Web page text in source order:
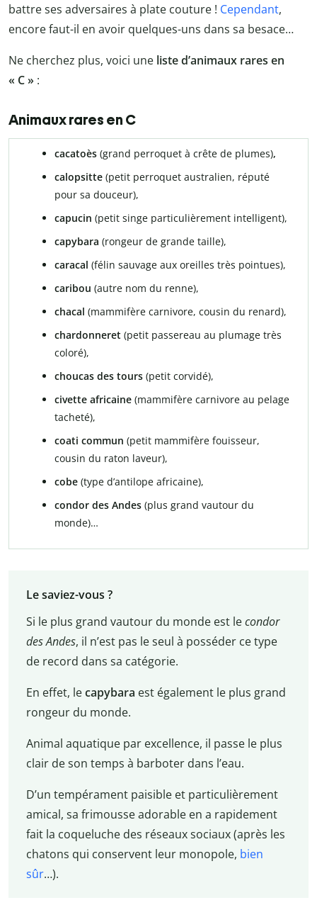
battre ses adversaires à plate couture ! Cependant,
encore faut-il en avoir quelques-uns dans sa besace…
Ne cherchez plus, voici une liste d’animaux rares en
« C » :
Animaux rares en C
cacatoès (grand perroquet à crête de plumes),
calopsitte (petit perroquet australien, réputé
pour sa douceur),
capucin (petit singe particulièrement intelligent),
capybara (rongeur de grande taille),
caracal (félin sauvage aux oreilles très pointues),
caribou (autre nom du renne),
chacal (mammifère carnivore, cousin du renard),
chardonneret (petit passereau au plumage très
coloré),
choucas des tours (petit corvidé),
civette africaine (mammifère carnivore au pelage
tacheté),
coati commun (petit mammifère fouisseur,
cousin du raton laveur),
cobe (type d’antilope africaine),
condor des Andes (plus grand vautour du
monde)…
Le saviez-vous ?
Si le plus grand vautour du monde est lecondor
des Andes, il n’est pas le seul à posséder ce type
de record dans sa catégorie.
En effet, lecapybara est également le plus grand
rongeur du monde.
Animal aquatique par excellence, il passe le plus
clair de son temps à barboter dans l’eau.
D’un tempérament paisible et particulièrement
amical, sa frimousse adorable en a rapidement
fait la coqueluche des réseaux sociaux (après les
chatons qui conservent leur monopole, bien
sûr…).